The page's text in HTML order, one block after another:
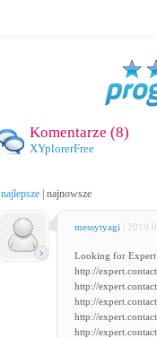
Komentarze (8)
XYplorerFree
najlepsze| najnowsze
messytyagi |
Looking for Expert
http://
http://
http://
http://
http://